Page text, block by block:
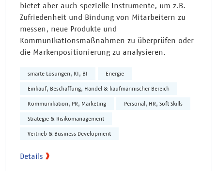
bietet aber auch spezielle Instrumente, um z.B.
Zufriedenheit und Bindung von Mitarbeitern zu
messen, neue Produkte und
Kommunikationsmaßnahmen zu überprüfen oder
die Markenpositionierung zu analysieren.
smarte Lösungen, KI, BI Energie
Einkauf, Beschaffung, Handel & kaufmännischer Bereich
Kommunikation, PR, Marketing Personal, HR, Soft Skills
Strategie & Risikomanagement
Vertrieb & Business Development
Details